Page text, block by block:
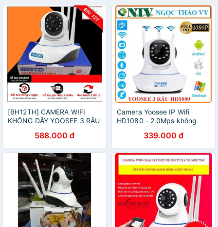
[BH12TH] CAMERA WIFI
KHÔNG DÂY YOOSEE 3 RÂU
588.000 đ
Camera Yoosee IP Wifi
HD1080 - 2.0Mps không
339.000 đ